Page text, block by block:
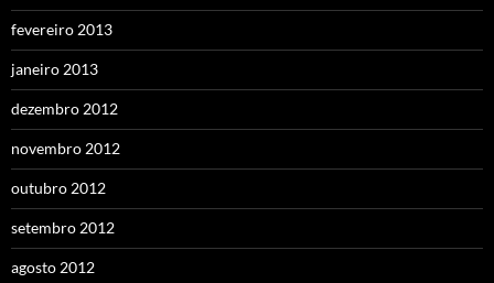
fevereiro 2013
janeiro 2013
dezembro 2012
novembro 2012
outubro 2012
setembro 2012
agosto 2012